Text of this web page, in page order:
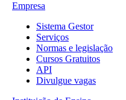
Empresa
Sistema Gestor
Serviços
Normas e legislação
Cursos Gratuitos
API
Divulgue vagas